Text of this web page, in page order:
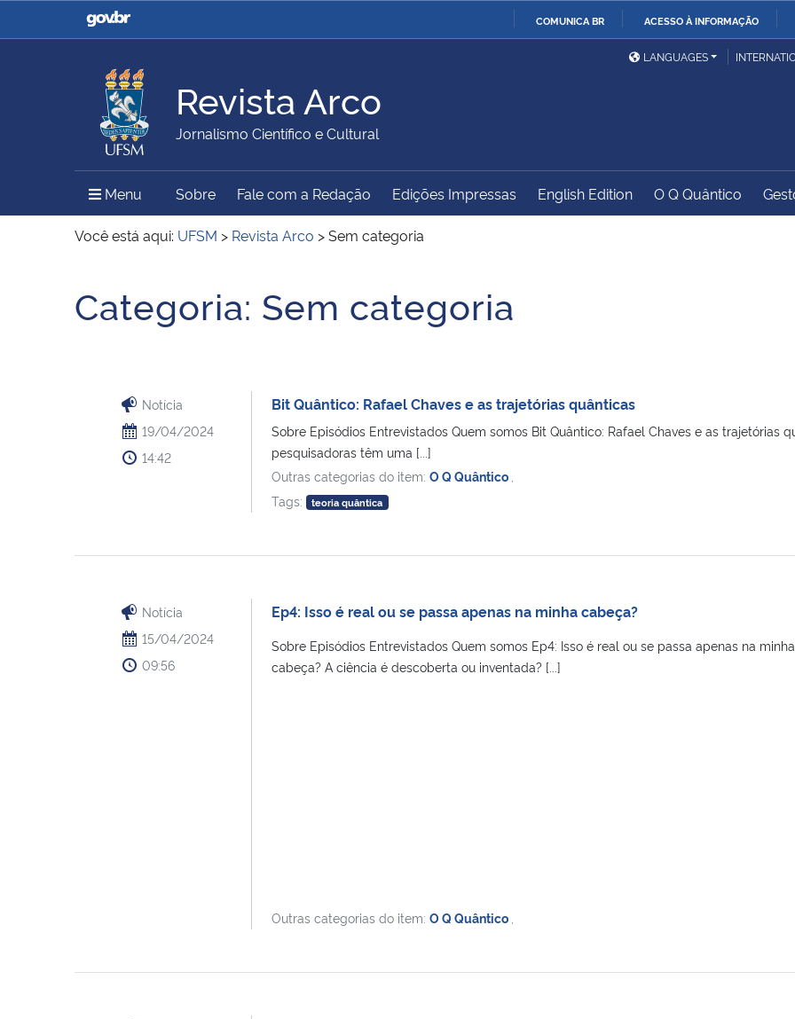
COMUNICA BR ACESSO À INFORMAÇÃO
Casa Civil
Ministério da Justiça e
Ministério da Defesa
Ministério das Relações
Exteriores
Ministério da Agricultura,
Pecuária e Abastecimento
Ministério da Educação
Ministério do Meio Ambiente Ministério do Turismo
Ministério do
Controladoria-Geral da
Secretaria de Governo
Gabinete de Segurança
Advocacia-Geral da União
LANGUAGES
Revista Arco
Jornalismo Científico e Cultural
Menu Menu Principal do Sítio
Sobre Fale com a Redação Edições Impressas English Edition O Q Quântico
Você está aqui: UFSM > Revista Arco >Sem categoria
Categoria: Sem categoria
Notícia
19/04/2024
14:42
Bit Quântico: Rafael Chaves e as trajetórias quânticas
Sobre Episódios Entrevistados Quem somos Bit Quântico: Rafael Chaves e as trajetórias
pesquisadoras têm uma [...]
Outras categorias do item: O Q Quântico
Tags:
teoria quântica
Notícia
15/04/2024
09:56
Ep4: Isso é real ou se passa apenas na minha cabeça?
Sobre Episódios Entrevistados Quem somos Ep4: Isso é real ou se passa apenas na minha
cabeça? A ciência é descoberta ou inventada? [...]
Outras categorias do item: O Q Quântico